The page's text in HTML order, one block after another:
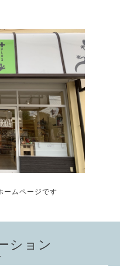
ームページです
ション